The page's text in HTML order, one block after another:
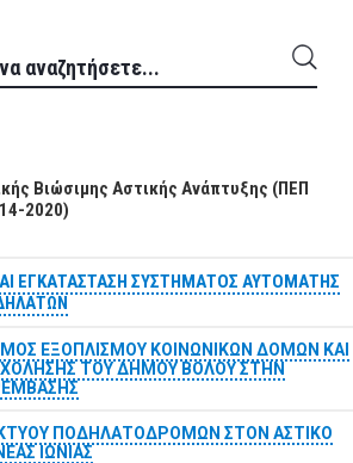
Βιώσιμης Αστικής Ανάπτυξης (ΠΕΠ
2020)
ΕΓΚΑΤΑΣΤΑΣΗ ΣΥΣΤΗΜΑΤΟΣ ΑΥΤΟΜΑΤΗΣ
ΕΞΟΠΛΙΣΜΟΥ ΚΟΙΝΩΝΙΚΩΝ ΔΟΜΩΝ ΚΑΙ
ΤΟΥ ΔΗΜΟΥ ΒΟΛΟΥ ΣΤΗΝ
ΠΟΔΗΛΑΤΟΔΡΟΜΩΝ ΣΤΟΝ ΑΣΤΙΚΟ
ΙΩΝΙΑΣ